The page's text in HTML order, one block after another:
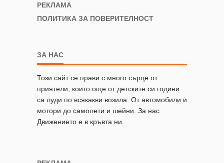
РЕКЛАМА
ПОЛИТИКА ЗА ПОВЕРИТЕЛНОСТ
ЗА НАС
Този сайт се прави с много сърце от
приятели, които още от детските си години
са луди по всякакви возила. От автомобили и
мотори до самолети и шейни. За нас
Движението е в кръвта ни.